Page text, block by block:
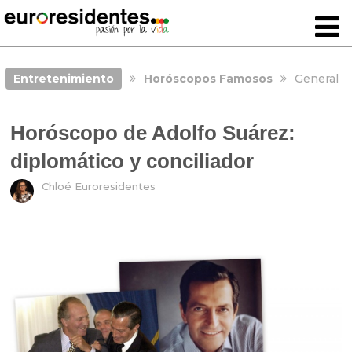
Entretenimiento Horóscopos Famosos General
Horóscopo de Adolfo Suárez:
diplomático y conciliador
Chloé Euroresidentes